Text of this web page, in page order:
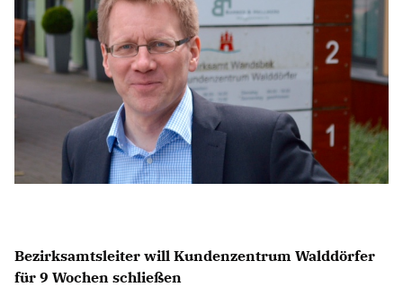
Bezirksamtsleiter will Kundenzentrum Walddörfer
für 9 Wochen schließen